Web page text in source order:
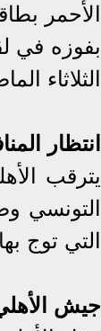
الأحمر
بفوزه في
الثلاثاء
انتظار
يترقب
التونسي
التي توج
جيش